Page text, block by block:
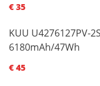
€ 35
KUU U4276127PV-
6180mAh/47Wh
€ 45